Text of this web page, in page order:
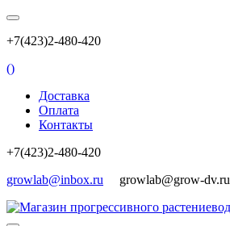
+7(423)2-480-420
()
Доставка
Оплата
Контакты
+7(423)2-480-420
growlab@inbox.ru growlab@grow-dv.ru